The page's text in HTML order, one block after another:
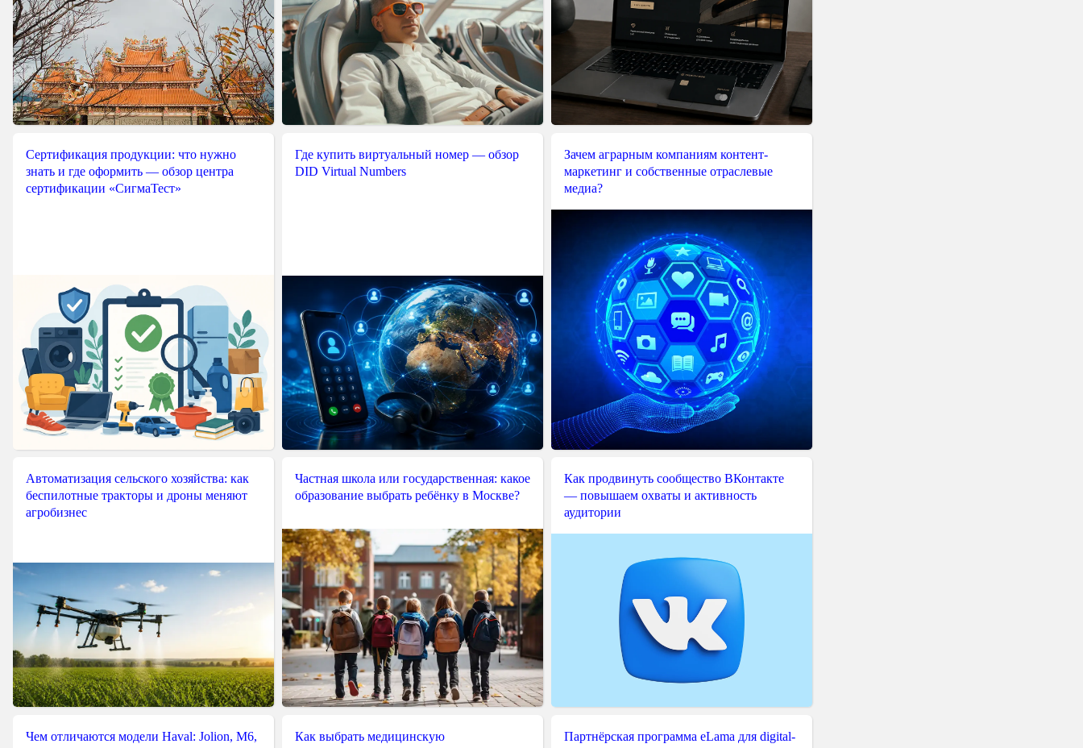
Сертификация продукции: что нужно
знать и где оформить — обзор центра
сертификации «СигмаТест»
Где купить виртуальный номер — обзор
DID Virtual Numbers
Зачем аграрным компаниям контент-
маркетинг и собственные отраслевые
медиа?
Автоматизация сельского хозяйства: как
беспилотные тракторы и дроны меняют
агробизнес
Частная школа или государственная: какое
образование выбрать ребёнку в Москве?
Как продвинуть сообщество ВКонтакте
— повышаем охваты и активность
аудитории
Чем отличаются модели Haval: Jolion, M6,
Как выбрать медицинскую
Партнёрская программа eLama для digital-